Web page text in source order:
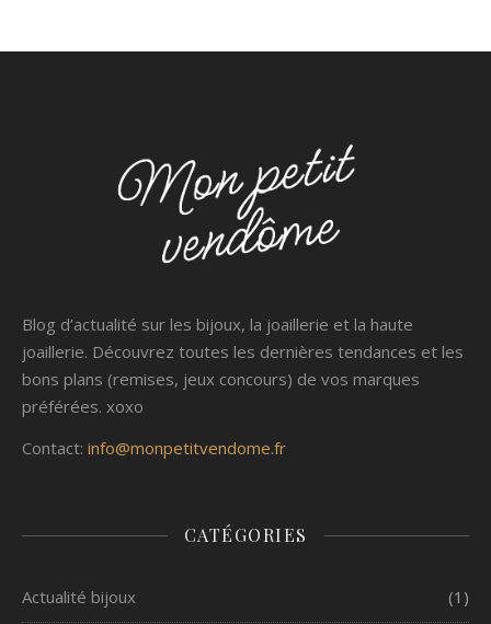
Blog d’actualité sur les bijoux, la joaillerie et la haute
joaillerie. Découvrez toutes les dernières tendances et les
bons plans (remises, jeux concours) de vos marques
préférées. xoxo
Contact: info@monpetitvendome.fr
CATÉGORIES
Actualité bijoux (1)